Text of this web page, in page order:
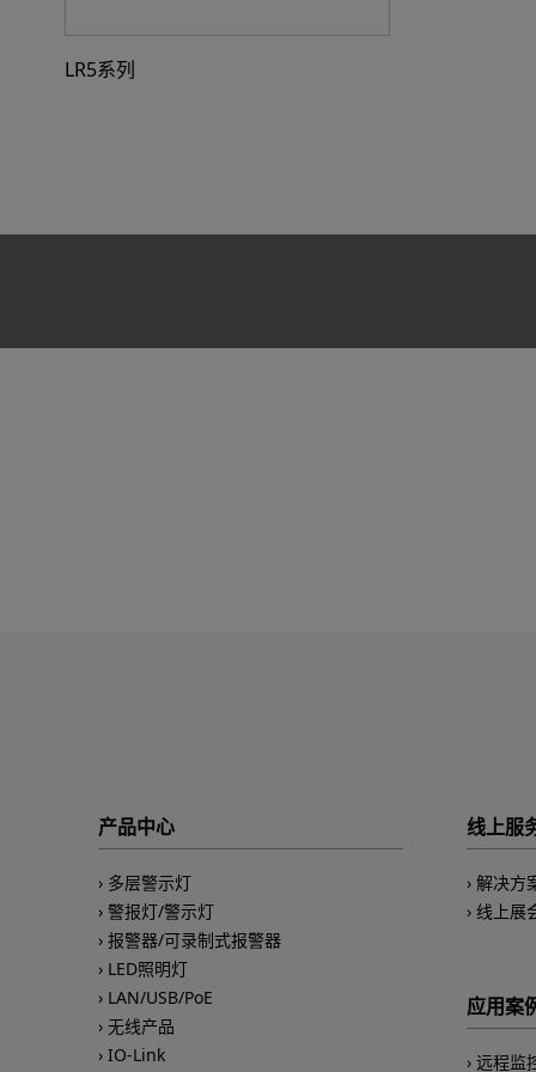
LR5系列
产品中心
多层警示灯
警报灯/警示灯
报警器/可录制式报警器
LED照明灯
LAN/USB/PoE
无线产品
IO-Link
线上服
解决方
线上展
应用案
远程监